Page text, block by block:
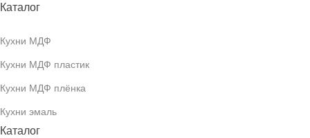
Каталог
Кухни МДФ
Кухни МДФ пластик
Кухни МДФ плёнка
Кухни эмаль
Каталог